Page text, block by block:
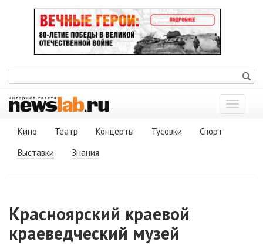
Показать
меню
Кино
Театр Концерты Тусовки
Спорт
Выставки
Знания
Красноярский краевой
краеведческий музей